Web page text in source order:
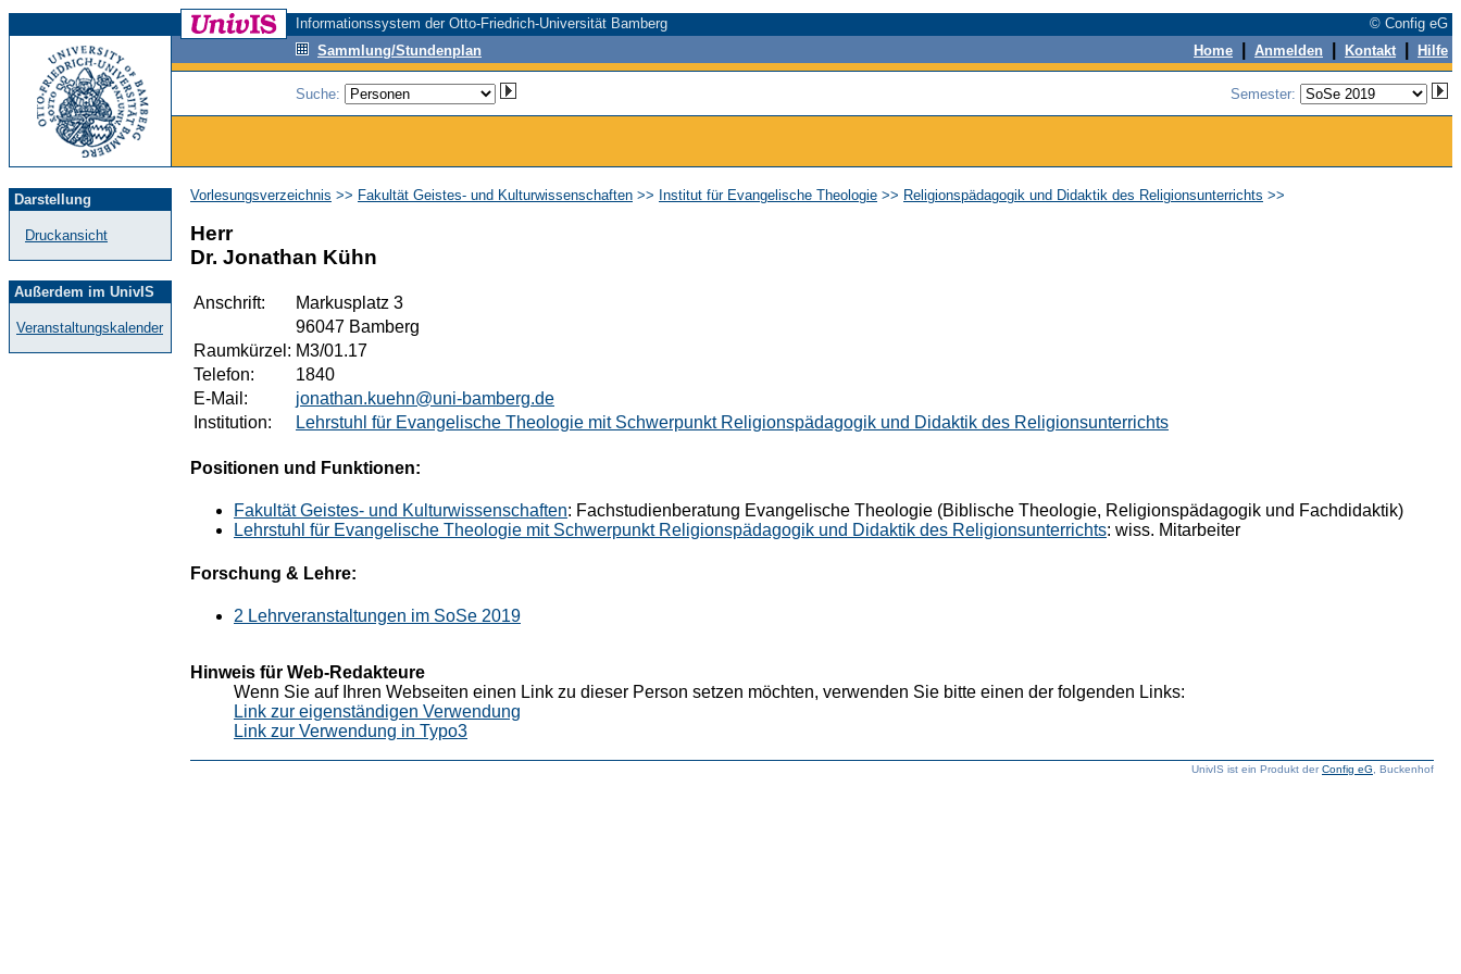
Informationssystem der Otto-Friedrich-Universität Bamberg
© Config eG
Sammlung/Stundenplan
Home Anmelden Kontakt Hilfe
Suche: Semester:
Darstellung
Druckansicht
Außerdem im UnivIS
Veranstaltungskalender
Vorlesungsverzeichnis >> Fakultät Geistes- und Kulturwissenschaften >> Institut für Evangelische Theologie >> Religionspädagogik und Didaktik des Religionsunterrichts >>
Herr
Dr. Jonathan Kühn
Anschrift:
Markusplatz 3
96047 Bamberg
Raumkürzel: M3/01.17
Telefon:
1840
E-Mail:
jonathan.kuehn@uni-bamberg.de
Institution:
Lehrstuhl für Evangelische Theologie mit Schwerpunkt Religionspädagogik und Didaktik des Religionsunterrichts
Positionen und Funktionen:
Fakultät Geistes- und Kulturwissenschaften: Fachstudienberatung Evangelische Theologie (Biblische Theologie, Religionspädagogik und Fachdidaktik)
Lehrstuhl für Evangelische Theologie mit Schwerpunkt Religionspädagogik und Didaktik des Religionsunterrichts: wiss. Mitarbeiter
Forschung & Lehre:
2 Lehrveranstaltungen im SoSe 2019
Hinweis für Web-Redakteure
Wenn Sie auf Ihren Webseiten einen Link zu dieser Person setzen möchten, verwenden Sie bitte einen der folgenden Links:
Link zur eigenständigen Verwendung
Link zur Verwendung in Typo3
UnivIS ist ein Produkt derConfig eG , Buckenhof